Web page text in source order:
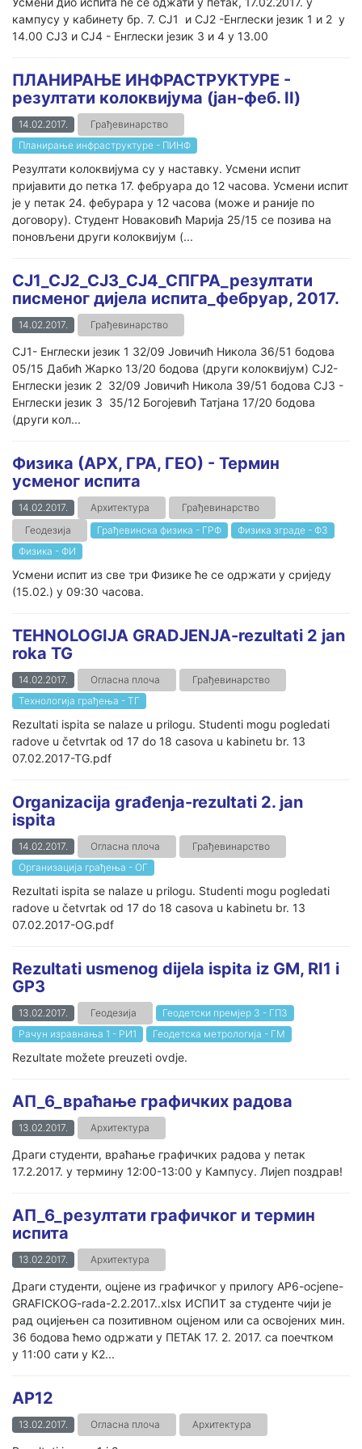
кампусу у кабинету бр. 7. СЈ1 и СЈ2 -Енглески језик 1 и 2 у
14.00 СЈ3 и СЈ4 - Енглески језик 3 и 4 у 13.00
ПЛАНИРАЊЕ ИНФРАСТРУКТУРЕ -
резултати колоквијума (јан-феб. II)
14.02.2017.
Грађевинарство
Планирање инфраструктуре - ПИНФ
Резултати колоквијума су у наставку. Усмени испит
пријавити до петка 17. фебруара до 12 часова. Усмени испит
је у петак 24. фебурара у 12 часова (може и раније по
договору). Студент Новаковић Марија 25/15 се позива на
поновљени други колоквијум (...
СЈ1_СЈ2_СЈ3_СЈ4_СПГРА_резултати
писменог дијела испита_фебруар, 2017.
14.02.2017. Грађевинарство
СЈ1- Енглески језик 1 32/09 Јовичић Никола 36/51 бодова
05/15 Дабић Жарко 13/20 бодова (други колоквијум) СЈ2-
Енглески језик 2 32/09 Јовичић Никола 39/51 бодова СЈ3 -
Енглески језик 3 35/12 Богојевић Татјана 17/20 бодова
(други кол...
Физика (АРХ, ГРА, ГЕО) - Термин
усменог испита
14.02.2017. Архитектура
Грађевинарство
Геодезија
Грађевинска физика - ГРФ
Физика зграде - ФЗ
Физика - ФИ
Усмени испит из све три Физике ће се одржати у сриједу
(15.02.) у 09:30 часова.
TEHNOLOGIJA GRADJENJA-rezultati 2 jan
roka TG
14.02.2017. Огласна плоча
Грађевинарство
Технологија грађења - ТГ
Rezultati ispita se nalaze u prilogu. Studenti mogu pogledati
radove u četvrtak od 17 do 18 casova u kabinetu br. 13
07.02.2017-TG.pdf
Organizacija građenja-rezultati 2. jan
ispita
14.02.2017. Огласна плоча
Грађевинарство
Организација грађења - ОГ
Rezultati ispita se nalaze u prilogu. Studenti mogu pogledati
radove u četvrtak od 17 do 18 casova u kabinetu br. 13
07.02.2017-OG.pdf
Rezultati usmenog dijela ispita iz GM, RI1 i
GP3
13.02.2017. Геодезија
Геодетски премјер 3 - ГП3
Рачун изравнања 1 - РИ1
Геодетска метрологија - ГМ
Rezultate možete preuzeti ovdje.
АП_6_враћање графичких радова
13.02.2017. Архитектура
Драги студенти, враћање графичких радова у петак
17.2.2017. у термину 12:00-13:00 у Кампусу. Лијеп поздрав!
АП_6_резултати графичког и термин
испита
13.02.2017. Архитектура
Драги студенти, оцјене из графичког у прилогу AP6-ocjene-
GRAFICKOG-rada-2.2.2017..xlsx ИСПИТ за студенте чији је
рад оцијењен са позитивном оцјеном или са освојених мин.
36 бодова ћемо одржати у ПЕТАК 17. 2. 2017. са поечтком
у 11:00 сати у К2...
AP12
13.02.2017. Огласна плоча Архитектура